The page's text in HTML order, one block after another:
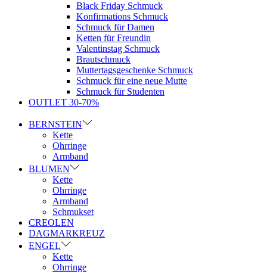
Black Friday Schmuck
Konfirmations Schmuck
Schmuck für Damen
Ketten für Freundin
Valentinstag Schmuck
Brautschmuck
Muttertagsgeschenke Schmuck
Schmuck für eine neue Mutte
Schmuck für Studenten
OUTLET 30-70%
BERNSTEIN
Kette
Ohrringe
Armband
BLUMEN
Kette
Ohrringe
Armband
Schmukset
CREOLEN
DAGMARKREUZ
ENGEL
Kette
Ohrringe